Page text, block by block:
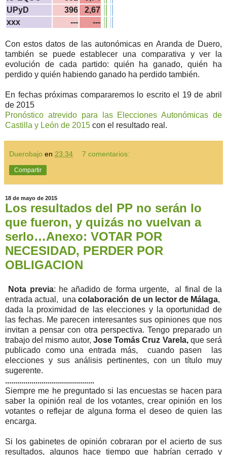
UPyD
396
2,67
xxx
--- ---
Con estos datos de las autonómicas en Aranda de Duero,
también se puede establecer una comparativa y ver la
evolución de cada partido: quién ha ganado, quién ha
perdido y quién habiendo ganado ha perdido también.
En fechas próximas compararemos lo escrito el 19 de abril
de 2015
Pronóstico atrevido para las Elecciones Autonómicas de
Castilla y León de 2015 con el resultado real.
Duerobajo en 23:34 7 comentarios:
Compartir
18 de mayo de 2015
Los resultados del PP no serán lo
que fueron, y quizás no vuelvan a
serlo…Anexo: VOTAR POR
NECESIDAD, PERDER POR
OBLIGACION
Nota previa: he añadido de forma urgente, al final de la
entrada actual, unacolaboración de un lector de Málaga,
dada la proximidad de las elecciones y la oportunidad de
las fechas. Me parecen interesantes sus opiniones que nos
invitan a pensar con otra perspectiva. Tengo preparado un
trabajo del mismo autor, Jose Tomás Cruz Varela,que será
publicado como una entrada más, cuando pasen las
elecciones y sus análisis pertinentes, con un título muy
sugerente.
............................................
Siempre me he preguntado si las encuestas se hacen para
saber la opinión real de los votantes, crear opinión en los
votantes o reflejar de alguna forma el deseo de quien las
encarga.
Si los gabinetes de opinión cobraran por el acierto de sus
resultados, algunos hace tiempo que habrían cerrado y